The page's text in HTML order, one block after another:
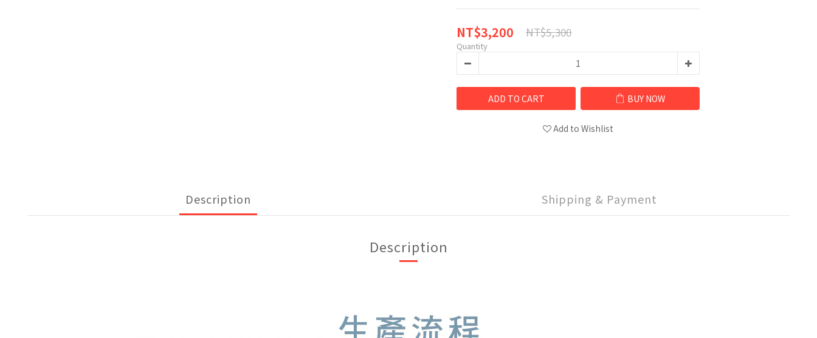
NT$3,200 NT$5,300
Quantity
ADD TO CART BUY NOW
Add to Wishlist
Description Shipping & Payment
Description